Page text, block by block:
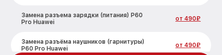
Замена разъема зарядки (питания) P60
Pro Huawei
от 490₽
Замена разъёма наушников (гарнитуры)
P60 Pro Huawei
от 490₽